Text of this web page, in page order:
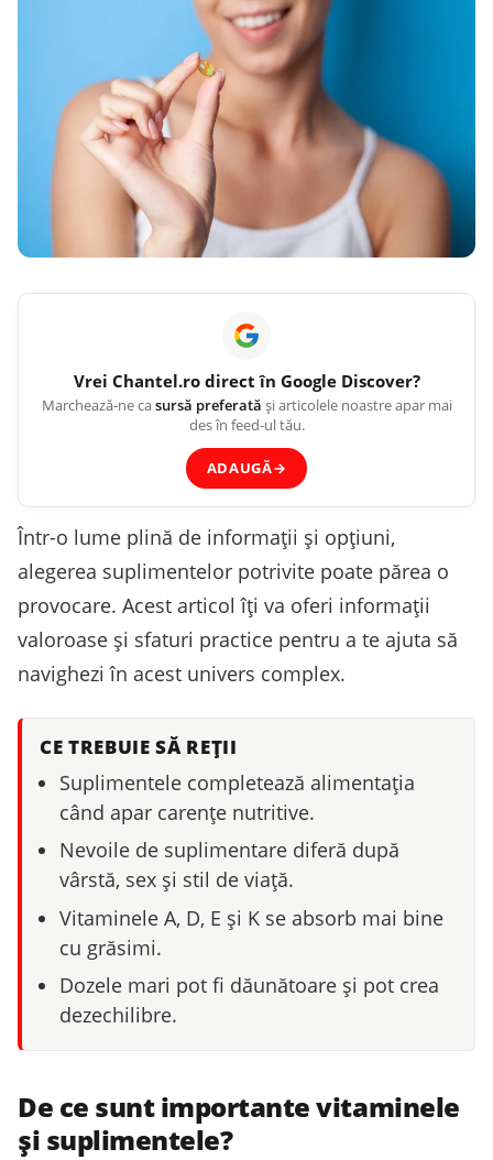
Vrei Chantel.rodirect în Google Discover?
Marchează-ne casursă preferată și articolele noastre apar mai
des în feed-ul tău.
ADAUGĂ→
Într-o lume plină de informații și opțiuni,
alegerea suplimentelor potrivite poate părea o
provocare. Acest articol îți va oferi informații
valoroase și sfaturi practice pentru a te ajuta să
navighezi în acest univers complex.
CE TREBUIE SĂ REȚII
Suplimentele completează alimentația
când apar carențe nutritive.
Nevoile de suplimentare diferă după
vârstă, sex și stil de viață.
Vitaminele A, D, E și K se absorb mai bine
cu grăsimi.
Dozele mari pot fi dăunătoare și pot crea
dezechilibre.
De ce sunt importante vitaminele
și suplimentele?